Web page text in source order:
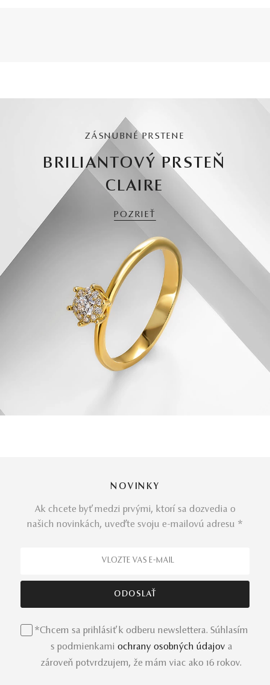
ZÁSNUBNÉ PRSTENE
BRILIANTOVÝ PRSTEŇ
CLAIRE
POZRIEŤ
NOVINKY
Ak chcete byť medzi prvými, ktorí sa dozvedia o
našich novinkách, uveďte svoju e-mailovú adresu *
*Chcem sa prihlásiť k odberu newslettera. Súhlasím
s podmienkami ochrany osobných údajov a
zároveň potvrdzujem, že mám viac ako 16 rokov.